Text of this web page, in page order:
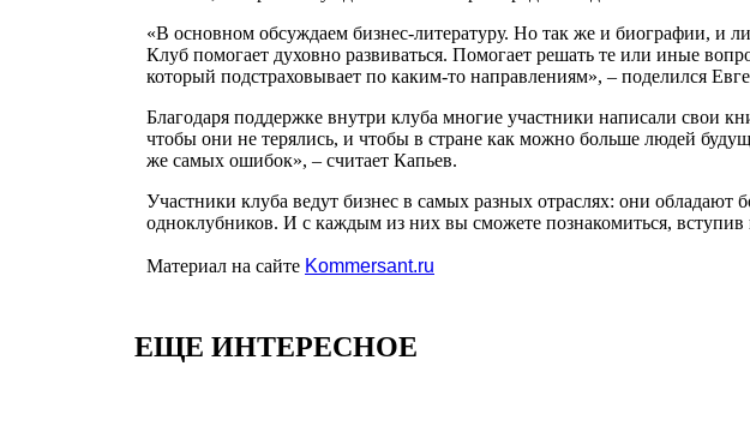
«В основном обсуждаем бизнес-литературу. Но так же и биографии, и
Клуб помогает духовно развиваться. Помогает решать те или иные
который подстраховывает по каким-то направлениям», – поделился
Благодаря поддержке внутри клуба многие участники написали свои
чтобы они не терялись, и чтобы в стране как можно больше людей
же самых ошибок», – считает Капьев.
Участники клуба ведут бизнес в самых разных отраслях: они
одноклубников. И с каждым из них вы сможете познакомиться, вступив
Материал на сайте Kommersant.ru
ЕЩЕ ИНТЕРЕСНОЕ